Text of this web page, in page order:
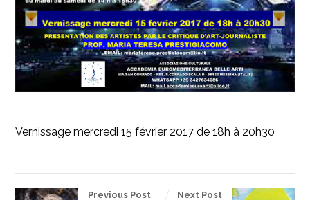
Vernissage mercredi 15 février 2017 de 18h à 20h30
Previous Post Next Post